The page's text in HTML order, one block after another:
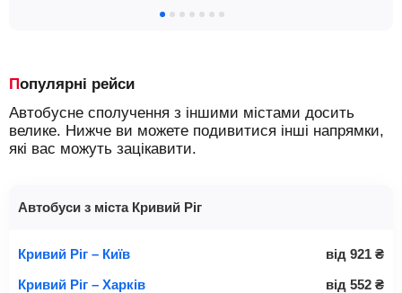
Популярні рейси
Автобусне сполучення з іншими містами досить
велике. Нижче ви можете подивитися інші напрямки,
які вас можуть зацікавити.
Автобуси з міста Кривий Ріг
Кривий Ріг – Київ від 921 ₴
Кривий Ріг – Харків
від 552 ₴